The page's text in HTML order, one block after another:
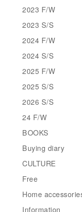
2023 F/W
2023 S/S
2024 F/W
2024 S/S
2025 F/W
2025 S/S
2026 S/S
24 F/W
BOOKS
Buying diary
CULTURE
Free
Home
Information